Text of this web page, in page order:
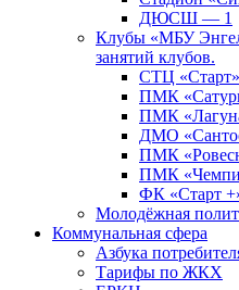
ДЮСШ — 1
Клубы «МБУ
занятий клубов.
СТЦ «Старт»
ПМК
ПМК
ДМО
ПМК
ПМК
ФК «Старт
Молодёжная
Коммунальная сфера
Азбука
Тарифы по ЖКХ